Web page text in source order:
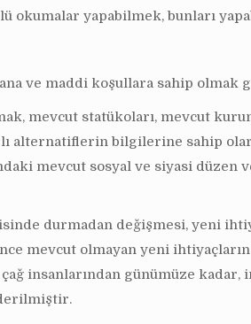
okumalar yapabilmek, bunları
ve maddi koşullara sahip olmak
mevcut statükoları, mevcut
alternatiflerin bilgilerine sahip
mevcut sosyal ve siyasi düzen
durmadan değişmesi, yeni
mevcut olmayan yeni
çağ insanlarından günümüze